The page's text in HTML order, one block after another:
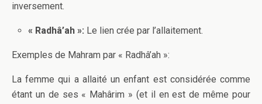
inversement.
« Radhâ’ah »: Le lien crée par l’allaitement.
Exemples de Mahram par « Radhâ’ah »:
La femme qui a allaité un enfant est considérée comme
étant un de ses « Mahârim » (et il en est de même pour